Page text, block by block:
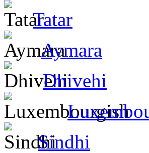
Tatar
Aymara
Dhivehi
Sindhi